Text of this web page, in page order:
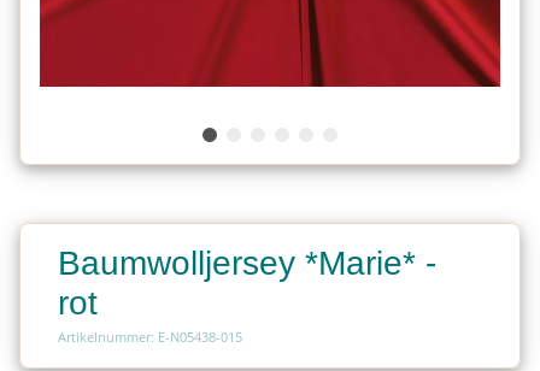
Baumwolljersey *Marie* -
rot
Artikelnummer: E-N05438-015